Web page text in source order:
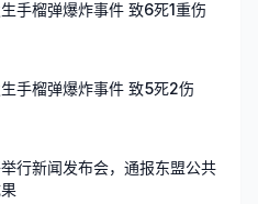
手榴弹爆炸事件 致6死1重伤
手榴弹爆炸事件 致5死2伤
行新闻发布会，通报东盟公共